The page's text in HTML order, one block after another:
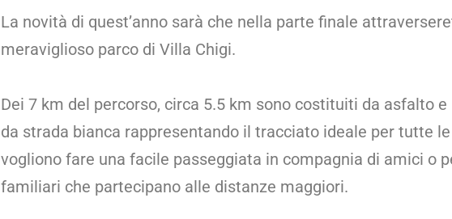
La novità di quest’anno sarà che nella parte finale
meraviglioso parco di Villa Chigi.
Dei 7 km del percorso, circa 5.5 km sono costituiti da asfalto
da strada bianca rappresentando il tracciato ideale per tutte
vogliono fare una facile passeggiata in compagnia di amici o
familiari che partecipano alle distanze maggiori.